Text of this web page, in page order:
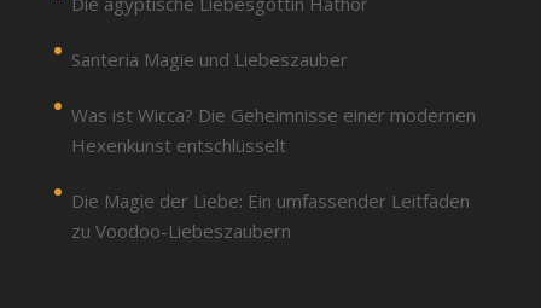
Santeria Magie und Liebeszauber
Was ist Wicca? Die Geheimnisse einer modernen
Hexenkunst entschlüsselt
Die Magie der Liebe: Ein umfassender Leitfaden
zu Voodoo-Liebeszaubern